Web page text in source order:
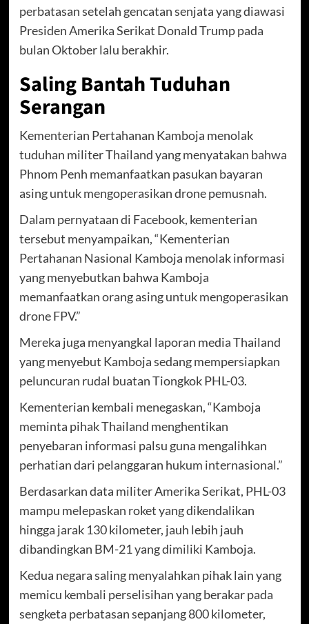
perbatasan setelah gencatan senjata yang diawasi
Presiden Amerika Serikat Donald Trump pada
bulan Oktober lalu berakhir.
Saling Bantah Tuduhan
Serangan
Kementerian Pertahanan Kamboja menolak
tuduhan militer Thailand yang menyatakan bahwa
Phnom Penh memanfaatkan pasukan bayaran
asing untuk mengoperasikan drone pemusnah.
Dalam pernyataan di Facebook, kementerian
tersebut menyampaikan, “Kementerian
Pertahanan Nasional Kamboja menolak informasi
yang menyebutkan bahwa Kamboja
memanfaatkan orang asing untuk mengoperasikan
drone FPV.”
Mereka juga menyangkal laporan media Thailand
yang menyebut Kamboja sedang mempersiapkan
peluncuran rudal buatan Tiongkok PHL-03.
Kementerian kembali menegaskan, “Kamboja
meminta pihak Thailand menghentikan
penyebaran informasi palsu guna mengalihkan
perhatian dari pelanggaran hukum internasional.”
Berdasarkan data militer Amerika Serikat, PHL-03
mampu melepaskan roket yang dikendalikan
hingga jarak 130 kilometer, jauh lebih jauh
dibandingkan BM-21 yang dimiliki Kamboja.
Kedua negara saling menyalahkan pihak lain yang
memicu kembali perselisihan yang berakar pada
sengketa perbatasan sepanjang 800 kilometer,